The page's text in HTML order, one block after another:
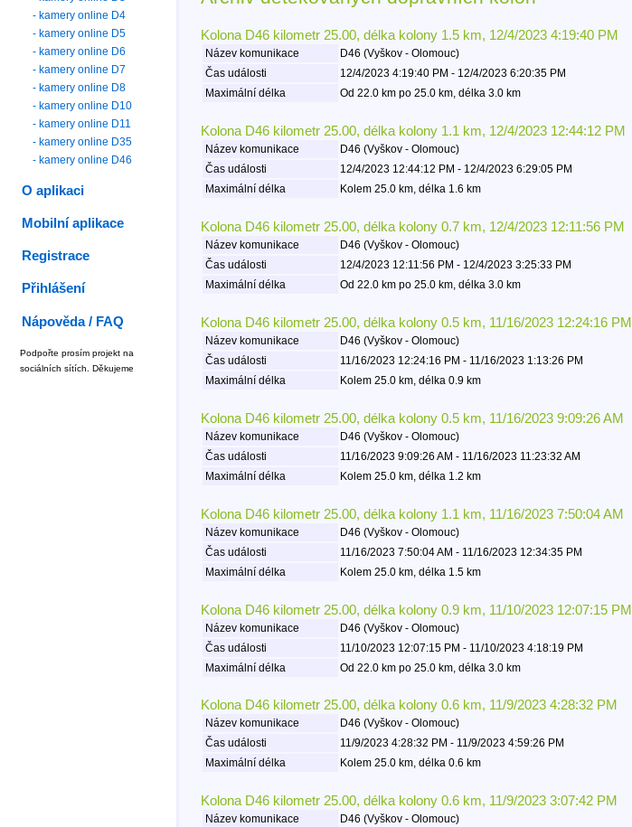
Kolona D46 kilometr 25.00, délka kolony 1.5 km, 12/4/2023 4:19:40 PM
Název komunikace D46 (Vyškov - Olomouc)
Čas události
12/4/2023 4:19:40 PM - 12/4/2023 6:20:35 PM
Maximální délka
Od 22.0 km po 25.0 km, délka 3.0 km
Kolona D46 kilometr 25.00, délka kolony 1.1 km, 12/4/2023 12:44:12 PM
Název komunikace D46 (Vyškov - Olomouc)
Čas události
12/4/2023 12:44:12 PM - 12/4/2023 6:29:05 PM
Maximální délka
Kolem 25.0 km, délka 1.6 km
Kolona D46 kilometr 25.00, délka kolony 0.7 km, 12/4/2023 12:11:56 PM
Název komunikace D46 (Vyškov - Olomouc)
Čas události
12/4/2023 12:11:56 PM - 12/4/2023 3:25:33 PM
Maximální délka
Od 22.0 km po 25.0 km, délka 3.0 km
Kolona D46 kilometr 25.00, délka kolony 0.5 km, 11/16/2023 12:24:16 PM
Název komunikace D46 (Vyškov - Olomouc)
Čas události
11/16/2023 12:24:16 PM - 11/16/2023 1:13:26 PM
Maximální délka
Kolem 25.0 km, délka 0.9 km
Kolona D46 kilometr 25.00, délka kolony 0.5 km, 11/16/2023 9:09:26 AM
Název komunikace D46 (Vyškov - Olomouc)
Čas události
11/16/2023 9:09:26 AM - 11/16/2023 11:23:32 AM
Maximální délka
Kolem 25.0 km, délka 1.2 km
Kolona D46 kilometr 25.00, délka kolony 1.1 km, 11/16/2023 7:50:04 AM
Název komunikace D46 (Vyškov - Olomouc)
Čas události
11/16/2023 7:50:04 AM - 11/16/2023 12:34:35 PM
Maximální délka
Kolem 25.0 km, délka 1.5 km
Kolona D46 kilometr 25.00, délka kolony 0.9 km, 11/10/2023 12:07:15 PM
Název komunikace D46 (Vyškov - Olomouc)
Čas události
11/10/2023 12:07:15 PM - 11/10/2023 4:18:19 PM
Maximální délka
Od 22.0 km po 25.0 km, délka 3.0 km
Kolona D46 kilometr 25.00, délka kolony 0.6 km, 11/9/2023 4:28:32 PM
Název komunikace D46 (Vyškov - Olomouc)
Čas události
11/9/2023 4:28:32 PM - 11/9/2023 4:59:26 PM
Maximální délka
Kolem 25.0 km, délka 0.6 km
Kolona D46 kilometr 25.00, délka kolony 0.6 km, 11/9/2023 3:07:42 PM
Název komunikace D46 (Vyškov - Olomouc)
- kamery online D4
- kamery online D5
- kamery online D6
- kamery online D7
- kamery online D8
- kamery online D10
- kamery online D11
- kamery online D35
- kamery online D46
O aplikaci
Mobilní aplikace
Registrace
Přihlášení
Nápověda / FAQ
Podpořte prosím projekt na
sociálních sítích. Děkujeme